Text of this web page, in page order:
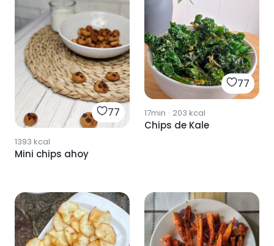
77
1393 kcal
Mini chips ahoy
77
17min · 203 kcal
Chips de Kale